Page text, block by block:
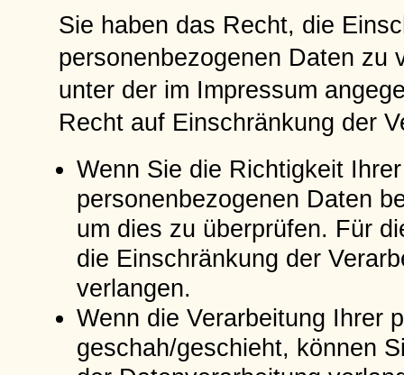
Sie haben das Recht, die
personenbezogenen Daten zu
unter der im Impressum
Recht auf Einschränkung der
Wenn Sie die Richtigkeit
personenbezogenen Daten
um dies zu überprüfen. Für
die Einschränkung der
verlangen.
Wenn die Verarbeitung Ihrer
geschah/geschieht, können